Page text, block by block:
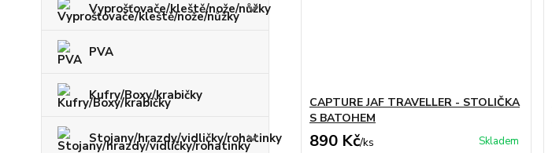
Vyprošťovače/kleště/nože/nůžky
PVA
Kufry/Boxy/krabičky
Stojany/hrazdy/vidličky/rohatinky
CAPTURE JAF TRAVELLER - STOLIČKA
S BATOHEM
890 Kč/ks Skladem